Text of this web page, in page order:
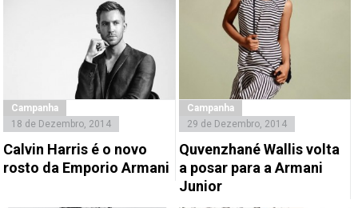
Campanha
18 de Dezembro, 2014
Calvin Harris é o novo
rosto da Emporio Armani
Campanha
29 de Dezembro, 2014
Quvenzhané Wallis volta
a posar para a Armani
Junior